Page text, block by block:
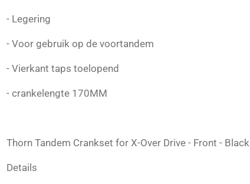
- Legering
- Voor gebruik op de voortandem
- Vierkant taps toelopend
- crankelengte 170MM
Thorn Tandem Crankset for X-Over Drive - Front - Black
Details